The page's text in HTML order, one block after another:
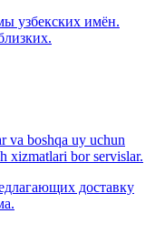
узбекских имён.
va boshqa uy uchun
xizmatlari bor servislar.
доставку